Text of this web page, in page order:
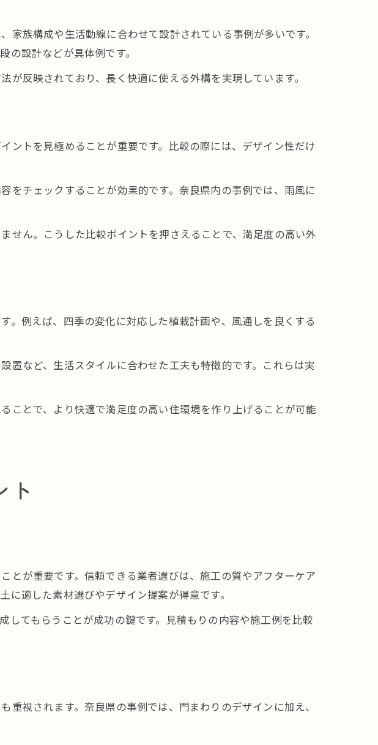
事の工夫
の生活スタイル
訣を解説
県事例の特徴
の判断基準
良県の工夫
族構成や生活動線に合わせて設計されている事例が多いです。
設計などが具体例です。
反映されており、長く快適に使える外構を実現しています。
ントを見極めることが重要です。比較の際には、デザイン性だけ
をチェックすることが効果的です。奈良県内の事例では、雨風に
せん。こうした比較ポイントを押さえることで、満足度の高い外
。例えば、四季の変化に対応した植栽計画や、風通しを良くする
置など、生活スタイルに合わせた工夫も特徴的です。これらは実
ことで、より快適で満足度の高い住環境を作り上げることが可能
ト
とが重要です。信頼できる業者選びは、施工の質やアフターケア
適した素材選びやデザイン提案が得意です。
してもらうことが成功の鍵です。見積もりの内容や施工例を比較
視されます。奈良県の事例では、門まわりのデザインに加え、